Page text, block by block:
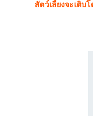
สัตว์เลี้ยงจะเติบ